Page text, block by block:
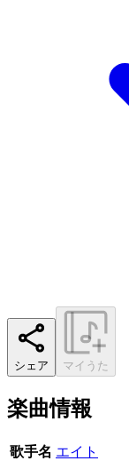
シェア マイうた
楽曲情報
歌手名 エイト